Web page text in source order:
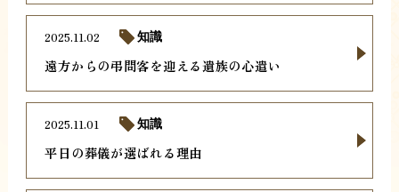
遠方からの弔問客を迎える遺族の心遣い
2025.11.02 知識
平日の葬儀が選ばれる理由
2025.11.01 知識